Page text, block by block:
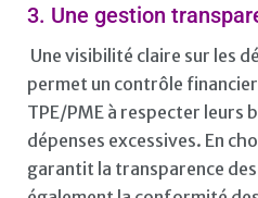
3. Une gestion
Une visibilité claire sur les
permet un contrôle
TPE/PME à respecter leurs
dépenses excessives. En
garantit la transparence